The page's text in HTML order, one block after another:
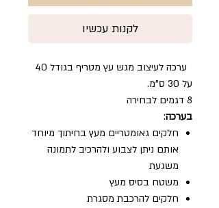
לקנות עכשיו
ערכה לעיצוב מגש עץ מטריף בגודל 40
על 30 ס"מ.
8 דגמים לבחירה
בערכה:
חלקים גאומטריים מעץ בחיתוך מיוחד
אותם ניתן לצבוע ולהרכיב לתמונה
משגעת
משטח בסיס מעץ
חלקים להרכבת מסגרת